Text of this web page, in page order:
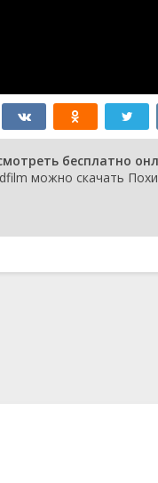
бесплатно
можно скачать